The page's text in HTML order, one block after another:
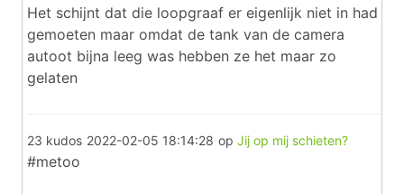
Het schijnt dat die loopgraaf er eigenlijk niet in had
gemoeten maar omdat de tank van de camera
autoot bijna leeg was hebben ze het maar zo
gelaten
23 kudos 2022-02-05 18:14:28 op Jij op mij schieten?
#metoo